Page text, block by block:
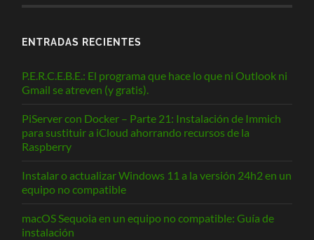
ENTRADAS RECIENTES
P.E.R.C.E.B.E.: El programa que hace lo que ni Outlook ni
Gmail se atreven (y gratis).
PiServer con Docker – Parte 21: Instalación de Immich
para sustituir a iCloud ahorrando recursos de la
Raspberry
Instalar o actualizar Windows 11 a la versión 24h2 en un
equipo no compatible
macOS Sequoia en un equipo no compatible: Guía de
instalación